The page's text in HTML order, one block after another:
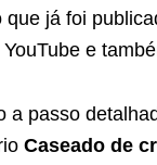
já foi
YouTube e
a passo
Caseado de